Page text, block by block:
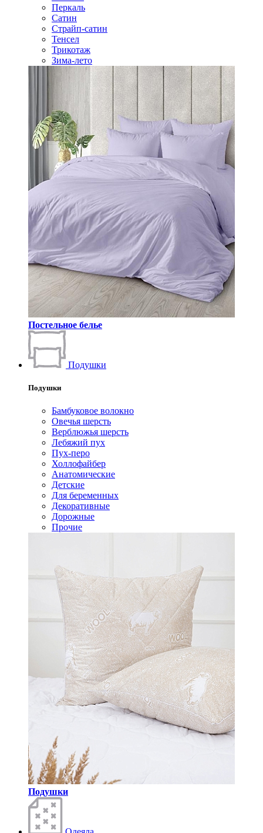
Перкаль
Сатин
Страйп-сатин
Тенсел
Трикотаж
Зима-лето
Постельное белье
Подушки
Подушки
Бамбуковое волокно
Овечья шерсть
Верблюжья шерсть
Лебяжий пух
Пух-перо
Холлофайбер
Анатомические
Детские
Для беременных
Декоративные
Дорожные
Прочие
Подушки